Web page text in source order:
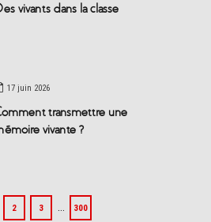
vivants dans la classe
17 juin 2026
transmettre une
vivante ?
2 3 … 300